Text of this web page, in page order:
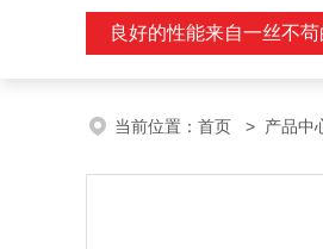
良好的性能来自一丝不
当前位置： 首页 > 产品中